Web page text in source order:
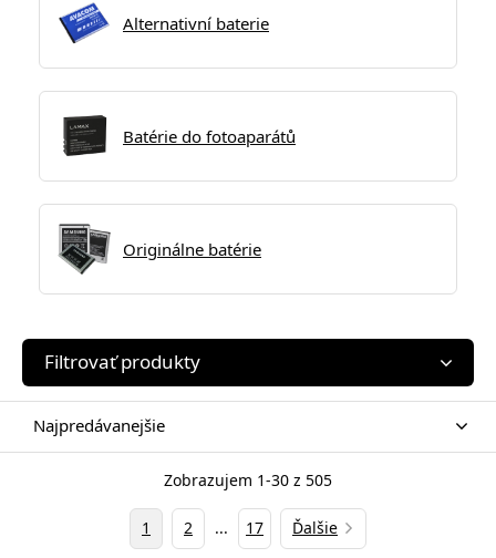
Alternativní baterie
Batérie do fotoaparátů
Originálne batérie
Filtrovať produkty
Najpredávanejšie
Zobrazujem 1-30 z 505
1 2 ... 17 Ďalšie